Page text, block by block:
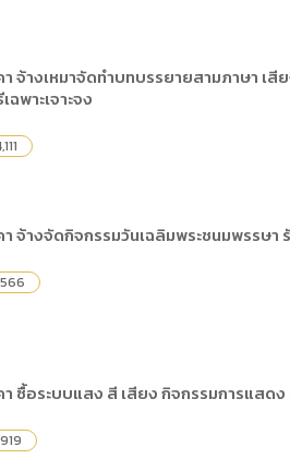
า จ้างเหมาจัดทำบทบรรยายสามภาษา
ฉพาะเจาะจง
า จ้างจัดกิจกรรมวันเฉลิมพระชนมพรรษา
ซื้อระบบแสง สี เสียง กิจกรรมการแสด